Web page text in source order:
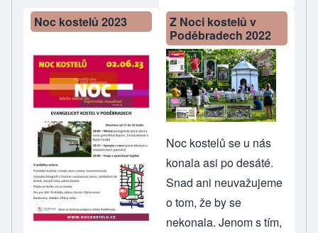
Noc kostelů 2023
Z Noci kostelů v
Poděbradech 2022
Noc kostelů se u nás
konala asi po desáté.
Snad ani neuvažujeme
o tom, že by se
nekonala. Jenom s tím,